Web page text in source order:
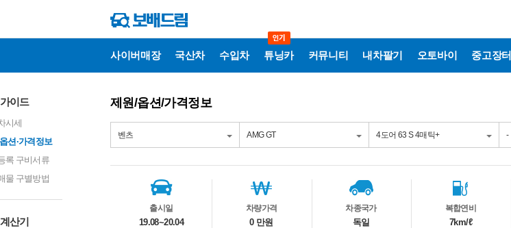
사이버매장 국산차 수입차 튜닝카 커뮤니티 내차팔기 오토바이 중고장터
매
매
이
이드
시세
션·가격정보
록 구비서류
물 구별방법
산기
제원/옵션/가격정보
출시일
19.08~20.04
차량가격
0 만원
차종국가
독일
복합연비
7km/ℓ